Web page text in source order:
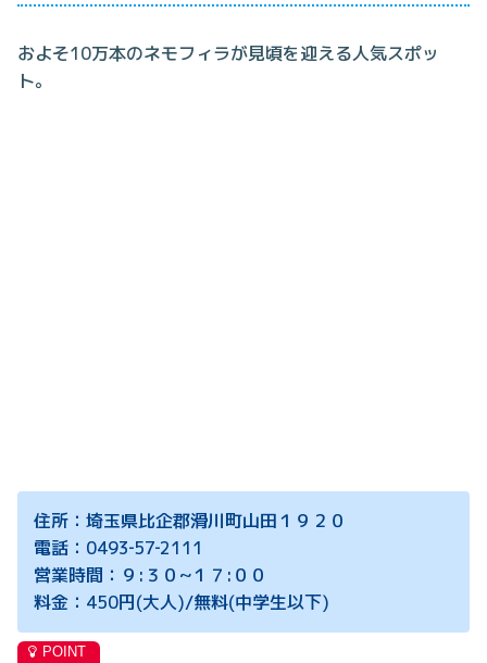
およそ10万本のネモフィラが見頃を迎える人気スポッ
ト。
住所：埼玉県比企郡滑川町山田１９２０
電話：0493‐57‐2111
営業時間：９:３０~１７:００
料金：450円(大人)/無料(中学生以下)